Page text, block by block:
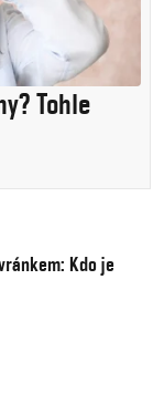
Tohle
Kdo je